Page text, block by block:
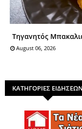
Tηγαvητός
August 06, 2026
ΚΑΤΗΓΟΡΙΕΣ ΕΙΔΗΣΕΩΝ